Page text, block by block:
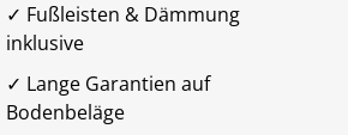
✓ Fußleisten & Dämmung
inklusive
✓ Lange Garantien auf
Bodenbeläge